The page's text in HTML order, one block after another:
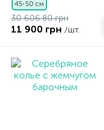
45-50 см
30 606.80 грн
11 900 грн /шт.